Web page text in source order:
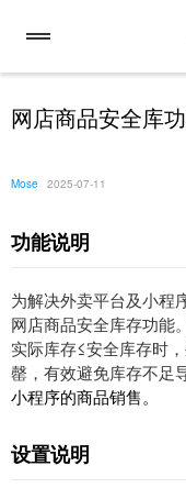
网店商品安全库
Mose 2025-07-11
功能说明
为解决外卖平台及小程
网店商品安全库存功能
实际库存≤安全库存时
罄，有效避免库存不足
小程序的商品销售。
设置说明